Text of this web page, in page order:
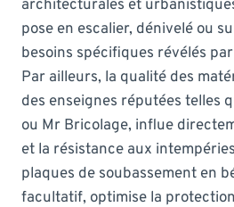
architecturales et
pose en escalier, dénivelé ou
besoins spécifiques révélés
Par ailleurs, la qualité des
des enseignes réputées telles
ou Mr Bricolage, influe
et la résistance aux
plaques de soubassement en
facultatif, optimise la